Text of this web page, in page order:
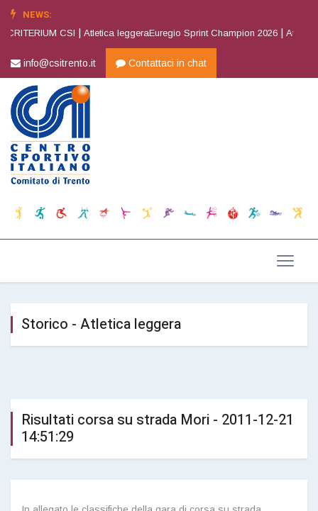
NEWS:
CSI |Atletica leggeraEuregio Sprint Champion 2026 |Atletica
info@csitrento.it Contattaci in chat
Storico - Atletica leggera
Risultati corsa su strada Mori - 2011-12-21
14:51:29